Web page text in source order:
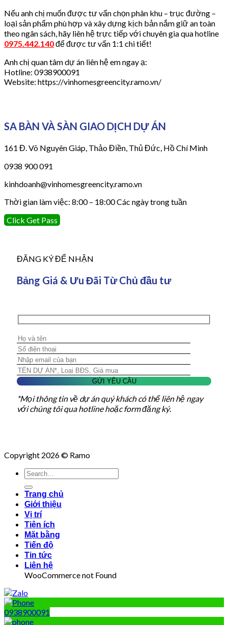
Nếu anh chị muốn được tư vấn chọn phân khu – trục đường –
loại sản phẩm phù hợp và xây dựng kịch bản nắm giữ an toàn
theo ngân sách, hãy liên hệ trực tiếp với chuyên gia qua hotline
0975.442.140để được tư vấn 1:1 chi tiết!
Anh chị quan tâm dự án liên hệ em ngay ạ:
Hotline: 0938900091
Website: https://vinhomesgreencity.ramo.vn/
SA BÀN VÀ SÀN GIAO DỊCH DỰ ÁN
161 Đ. Võ Nguyên Giáp, Thảo Điền, Thủ Đức, Hồ Chí Minh
0938 900 091
kinhdoanh@vinhomesgreencity.ramo.vn
Thời gian làm việc: 8:00 – 18:00 Các ngày trong tuần
Click Get Pass
ĐĂNG KÝ ĐỂ NHẬN
Bảng Giá & Ưu Đãi Từ Chủ đầu tư
*Mọi thông tin về dự án quý khách có thể liên hệ ngay
với chúng tôi qua hotline hoặc form đăng ký.
Copyright 2026 © Ramo
Trang chủ
Giới thiệu
Vị trí
Tiện ích
Mặt bằng
Tiến độ
Tin tức
Liên hệ
WooCommerce not Found
0938900091